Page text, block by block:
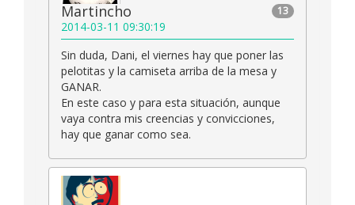
13
Martincho
2014-03-11 09:30:19
Sin duda, Dani, el viernes hay que poner las
pelotitas y la camiseta arriba de la mesa y
GANAR.
En este caso y para esta situación, aunque
vaya contra mis creencias y convicciones,
hay que ganar como sea.